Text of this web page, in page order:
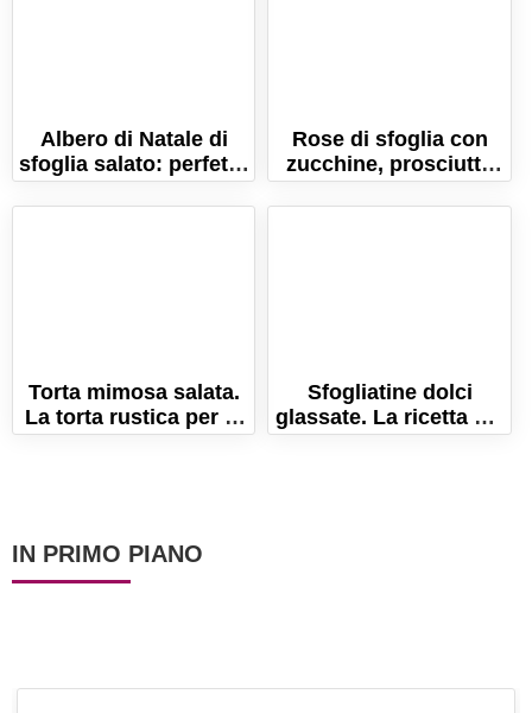
Albero di Natale di
sfoglia salato: perfetto
per l'aperitivo delle
feste!
Rose di sfoglia con
zucchine, prosciutto
cotto e scamorza
Torta mimosa salata.
La torta rustica per la
Festa della Donna!
Sfogliatine dolci
glassate. La ricetta dei
dolcetti di sfoglia
IN PRIMO PIANO